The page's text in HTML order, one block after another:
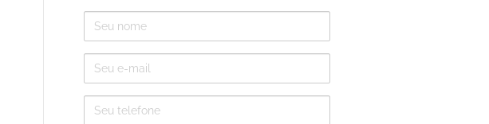
Nome
mail
Telefone